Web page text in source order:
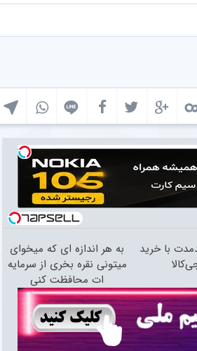
با خرید
به هر اندازه ای که میخوای
میتونی نقره بخری از سرمایه
ات محافظت کنی